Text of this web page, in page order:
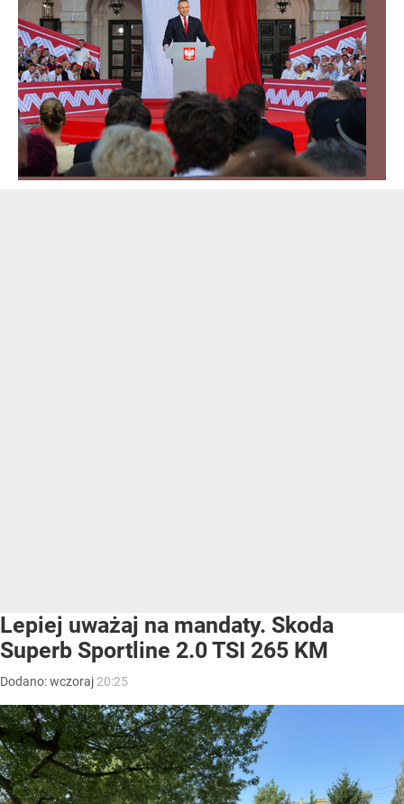
Lepiej uważaj na mandaty. Skoda
Superb Sportline 2.0 TSI 265 KM
Dodano:wczoraj 20:25